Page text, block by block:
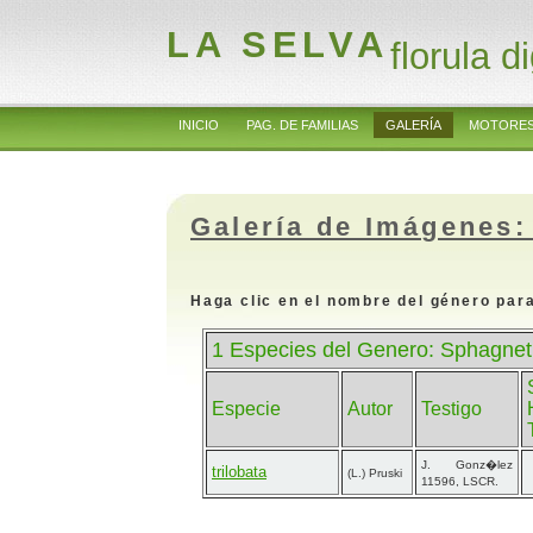
LA SELVAflorula
INICIO PAG. DE FAMILIAS GALERÍA
Galería de
Haga clic en el nombre del género
1 Especies del Genero:
Especie Autor Testigo
trilobata (L.) Pruski
J. Gonz�lez
11596, LSCR.